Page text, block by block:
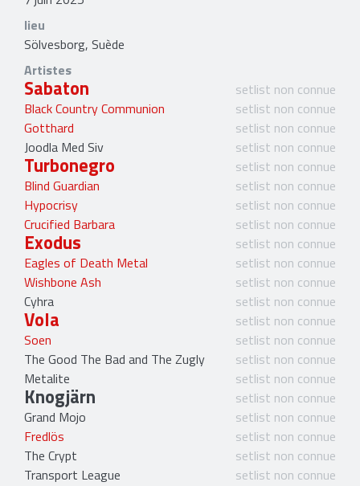
lieu
Sölvesborg, Suède
Artistes
Sabaton
setlist non connue
Black Country Communion
setlist non connue
Gotthard
setlist non connue
Joodla Med Siv
setlist non connue
Turbonegro
setlist non connue
Blind Guardian
setlist non connue
Hypocrisy
setlist non connue
Crucified Barbara
setlist non connue
Exodus
setlist non connue
Eagles of Death Metal
setlist non connue
Wishbone Ash
setlist non connue
Cyhra
setlist non connue
Vola
setlist non connue
Soen
setlist non connue
The Good The Bad and The Zugly
setlist non connue
Metalite
setlist non connue
Knogjärn
setlist non connue
Grand Mojo
setlist non connue
Fredlös
setlist non connue
The Crypt
setlist non connue
Transport League
setlist non connue